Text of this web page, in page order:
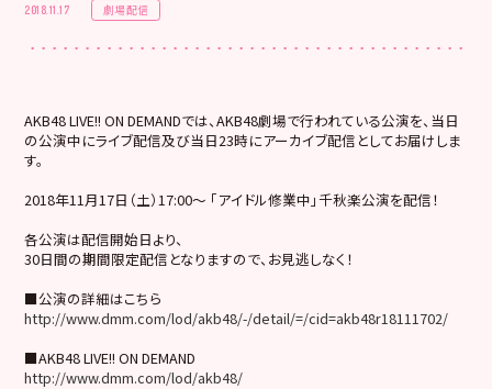
2018.11.17 劇場配信
AKB48 LIVE!! ON DEMANDでは、AKB48劇場で行われている公演を、当日
の公演中にライブ配信及び当日23時にアーカイブ配信としてお届けしま
す。
2018年11月17日（土）17:00～ 「アイドル修業中」千秋楽公演を配信！
各公演は配信開始日より、
30日間の期間限定配信となりますので、お見逃しなく！
■公演の詳細はこちら
http://www.dmm.com/lod/akb48/-/detail/=/cid=akb48r18111702/
■AKB48 LIVE!! ON DEMAND
http://www.dmm.com/lod/akb48/